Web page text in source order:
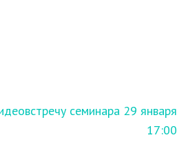
семинара 29 января
17:00